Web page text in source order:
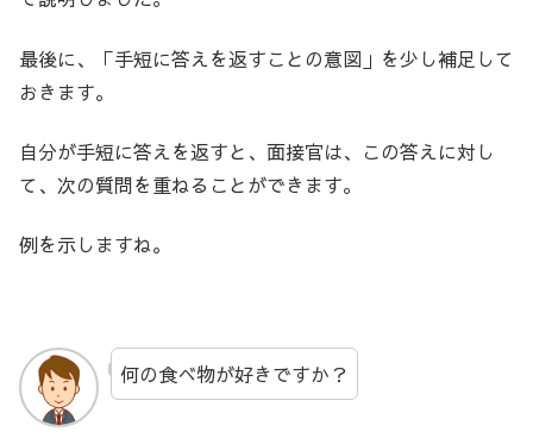
最後に、「手短に答えを返すことの意図」を少し補足して
おきます。
自分が手短に答えを返すと、面接官は、この答えに対し
て、次の質問を重ねることができます。
例を示しますね。
何の食べ物が好きですか？